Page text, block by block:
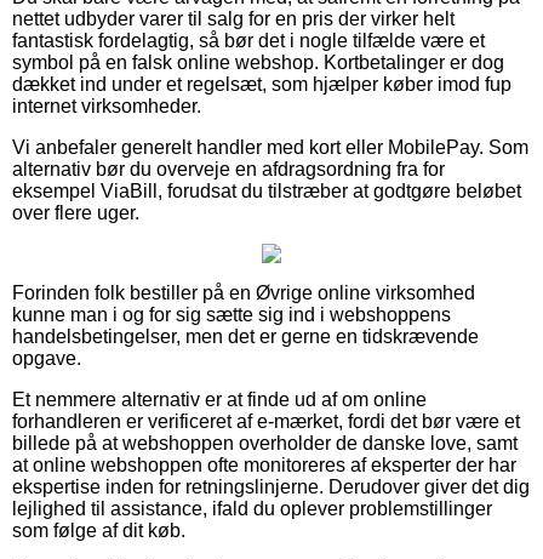
nettet udbyder varer til salg for en pris der virker helt
fantastisk fordelagtig, så bør det i nogle tilfælde være et
symbol på en falsk online webshop. Kortbetalinger er dog
dækket ind under et regelsæt, som hjælper køber imod fup
internet virksomheder.
Vi anbefaler generelt handler med kort eller MobilePay. Som
alternativ bør du overveje en afdragsordning fra for
eksempel ViaBill, forudsat du tilstræber at godtgøre beløbet
over flere uger.
Forinden folk bestiller på en Øvrige online virksomhed
kunne man i og for sig sætte sig ind i webshoppens
handelsbetingelser, men det er gerne en tidskrævende
opgave.
Et nemmere alternativ er at finde ud af om online
forhandleren er verificeret af e-mærket, fordi det bør være et
billede på at webshoppen overholder de danske love, samt
at online webshoppen ofte monitoreres af eksperter der har
ekspertise inden for retningslinjerne. Derudover giver det dig
lejlighed til assistance, ifald du oplever problemstillinger
som følge af dit køb.